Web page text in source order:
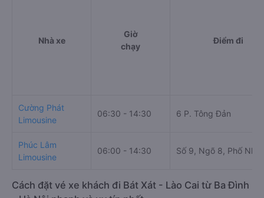
Nhà xe
Giờ
chạy
Điểm đi
Cường Phát
Limousine
06:30 - 14:30 6 P. Tông Đản
Phúc Lâm
Limousine
06:00 - 14:30 Số 9, Ngõ 8, Phố Nhà
Cách đặt vé xe khách đi Bát Xát - Lào Cai từ Ba Đình